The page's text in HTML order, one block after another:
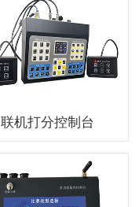
联机打分控制台